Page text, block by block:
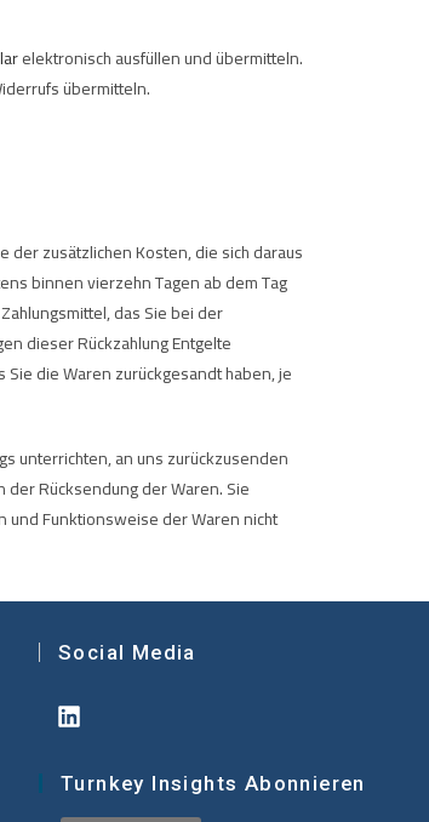
elektronisch ausfüllen und übermitteln.
übermitteln.
zusätzlichen Kosten, die sich daraus
binnen vierzehn Tagen ab dem Tag
das Sie bei der
dieser Rückzahlung Entgelte
die Waren zurückgesandt haben, je
unterrichten, an uns zurückzusenden
Rücksendung der Waren. Sie
und Funktionsweise der Waren nicht
Social Media
Turnkey Insights Abonnieren